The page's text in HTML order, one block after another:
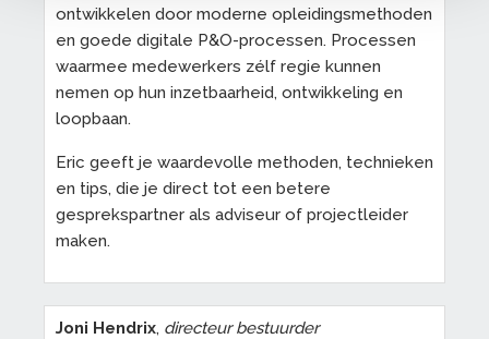
ontwikkelen door moderne opleidingsmethoden
en goede digitale P&O-processen. Processen
waarmee medewerkers zélf regie kunnen
nemen op hun inzetbaarheid, ontwikkeling en
loopbaan.
Eric geeft je waardevolle methoden, technieken
en tips, die je direct tot een betere
gesprekspartner als adviseur of projectleider
maken.
Joni Hendrix, directeur bestuurder